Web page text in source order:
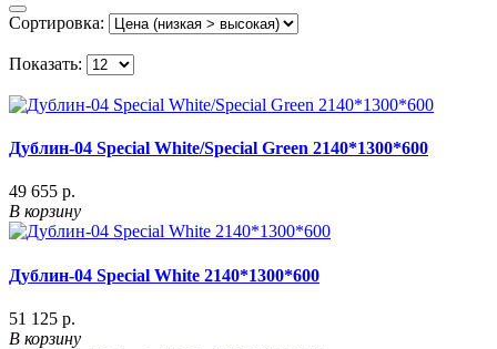
Сортировка:
Показать:
Дублин-04 Special White/Special Green 2140*1300*600
49 655 р.
В корзину
Дублин-04 Special White 2140*1300*600
51 125 р.
В корзину